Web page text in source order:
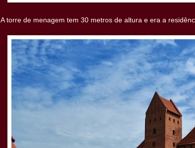
A torre de menagem tem 30 metros de altura e era a